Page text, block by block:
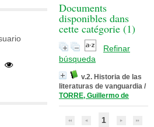
Documents
disponibles dans
cette catégorie (1)
Refinar
búsqueda
v.2. Historia de las
literaturas de vanguardia /
TORRE, Guillermo de
1